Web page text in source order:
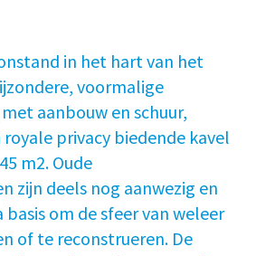
in het hart van het
voormalige
aanbouw en schuur,
privacy biedende kavel
m2. Oude
zijn deels nog aanwezig en
om de sfeer van weleer
of te reconstrueren. De